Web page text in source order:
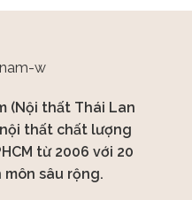
(Nội thất Thái Lan
thất chất lượng
từ 2006 với 20
sâu rộng.